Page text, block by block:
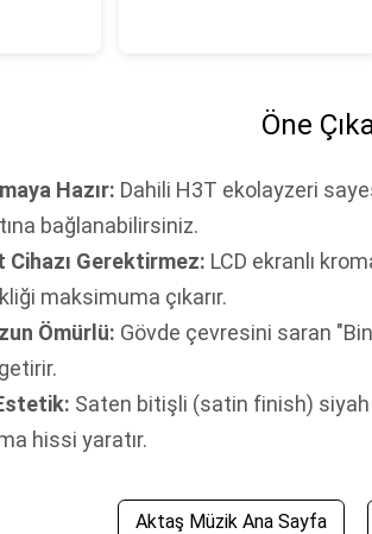
Öne
Hazır: Dahili H3T ekolayzeri
bağlanabilirsiniz.
Gerektirmez: LCD ekranlı
maksimuma çıkarır.
Ömürlü: Gövde çevresini saran
Saten bitişli (satin finish) siyah
hissi yaratır.
Aktaş Müzik Ana Sayfa